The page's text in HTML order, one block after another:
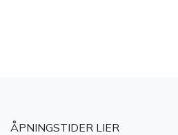
ÅPNINGSTIDER LIER